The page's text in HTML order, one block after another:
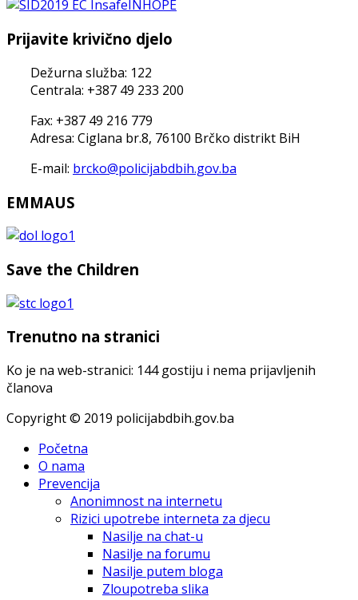
Prijavite krivično djelo
Dežurna služba: 122
Centrala: +387 49 233 200
Fax: +387 49 216 779
Adresa: Ciglana br.8, 76100 Brčko distrikt BiH
E-mail: brcko@policijabdbih.gov.ba
EMMAUS
Save the Children
Trenutno na stranici
Ko je na web-stranici: 144 gostiju i nema prijavljenih
članova
Copyright © 2019 policijabdbih.gov.ba
Početna
O nama
Prevencija
Anonimnost na internetu
Rizici upotrebe interneta za djecu
Nasilje na chat-u
Nasilje na forumu
Nasilje putem bloga
Zloupotreba slika